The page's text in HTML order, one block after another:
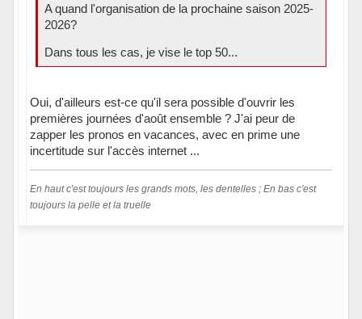
A quand l'organisation de la prochaine saison 2025-
2026?
Dans tous les cas, je vise le top 50...
Oui, d'ailleurs est-ce qu'il sera possible d'ouvrir les
premières journées d'août ensemble ? J'ai peur de
zapper les pronos en vacances, avec en prime une
incertitude sur l'accès internet ...
En haut c'est toujours les grands mots, les dentelles ; En bas c'est
toujours la pelle et la truelle